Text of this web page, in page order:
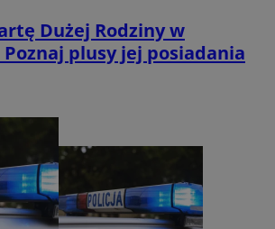
Dużej Rodziny w
Poznaj plusy jej posiadania